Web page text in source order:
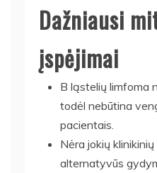
Dažniausi
įspėjimai
B ląstelių limfoma
todėl nebūtina
pacientais.
Nėra jokių
alternatyvūs